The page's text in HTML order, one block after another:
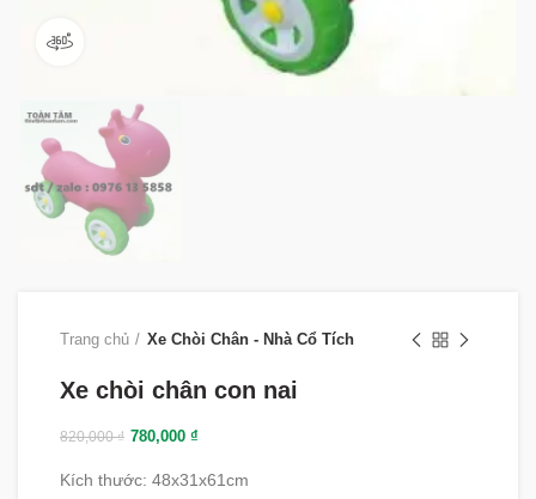
Trang chủ Xe Chòi Chân - Nhà Cổ Tích
Xe chòi chân con nai
820,000₫ 780,000 ₫
Kích thước: 48x31x61cm